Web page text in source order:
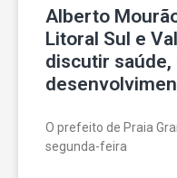
Alberto
Litoral Sul e
discutir saúde,
O prefeito de Praia
segunda-feira